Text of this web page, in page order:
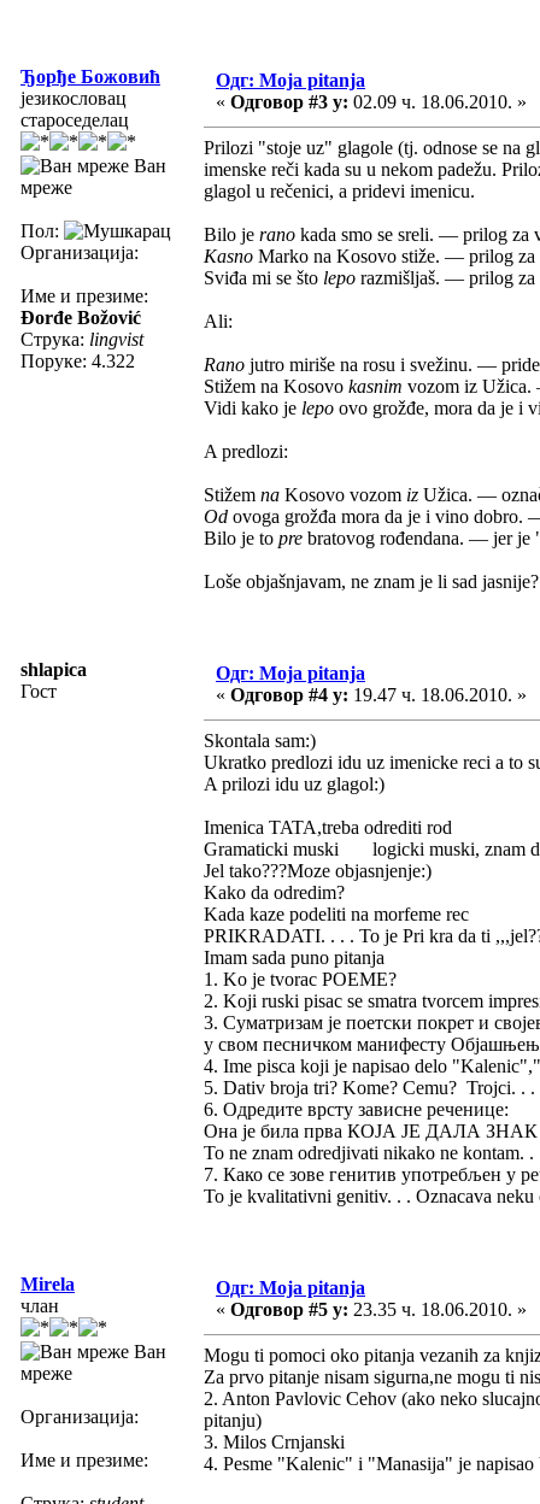
Ђорђе Божовић
језикословац
староседелац
Ван
мреже
Пол:
Организација:
Име и презиме:
Đorđe Božović
Струка: lingvist
Поруке: 4.322
Одг: Moja pitanja
« Одговор #3 у: 02.09 ч. 18.06.2010. »
Prilozi "stoje uz" glagole (tj. odnose se na
imenske reči kada su u nekom padežu.
glagol u rečenici, a pridevi imenicu.
Bilo je rano kada smo se sreli. — prilog za
Kasno Marko na Kosovo stiže. — prilog
Sviđa mi se što lepo razmišljaš. — prilog
Ali:
Rano jutro miriše na rosu i svežinu. —
Stižem na Kosovo kasnim vozom iz
Vidi kako je lepo ovo grožđe, mora da je
A predlozi:
Stižem na Kosovo vozom iz Užica. —
Od ovoga grožđa mora da je i vino dobro.
Bilo je to pre bratovog rođendana. — jer je
Loše objašnjavam, ne znam je li sad
shlapica
Гост
Одг: Moja pitanja
« Одговор #4 у: 19.47 ч. 18.06.2010. »
Skontala sam:)
Ukratko predlozi idu uz imenicke reci a to
A prilozi idu uz glagol:)
Imenica TATA,treba odrediti rod
Gramaticki muski logicki muski, znam
Jel tako???Moze objasnjenje:)
Kako da odredim?
Kada kaze podeliti na morfeme rec
PRIKRADATI. . . . To je Pri kra da ti
Imam sada puno pitanja
1. Ko je tvorac POEME?
2. Koji ruski pisac se smatra tvorcem
3. Суматризам је поетски покрет и
у свом песничком манифесту
4. Ime pisca koji je napisao delo
5. Dativ broja tri? Kome? Cemu? Trojci. . .
6. Одредите врсту зависне реченице:
Она је била прва КОЈА ЈЕ ДАЛА
To ne znam odredjivati nikako ne kontam. .
7. Како се зове генитив употребљен
To je kvalitativni genitiv. . . Oznacava neku
Mirela
члан
Ван
мреже
Организација:
Име и презиме:
Одг: Moja pitanja
« Одговор #5 у: 23.35 ч. 18.06.2010. »
Mogu ti pomoci oko pitanja vezanih za
Za prvo pitanje nisam sigurna,ne mogu ti
2. Anton Pavlovic Cehov (ako neko
pitanju)
3. Milos Crnjanski
4. Pesme "Kalenic" i "Manasija" je napisao